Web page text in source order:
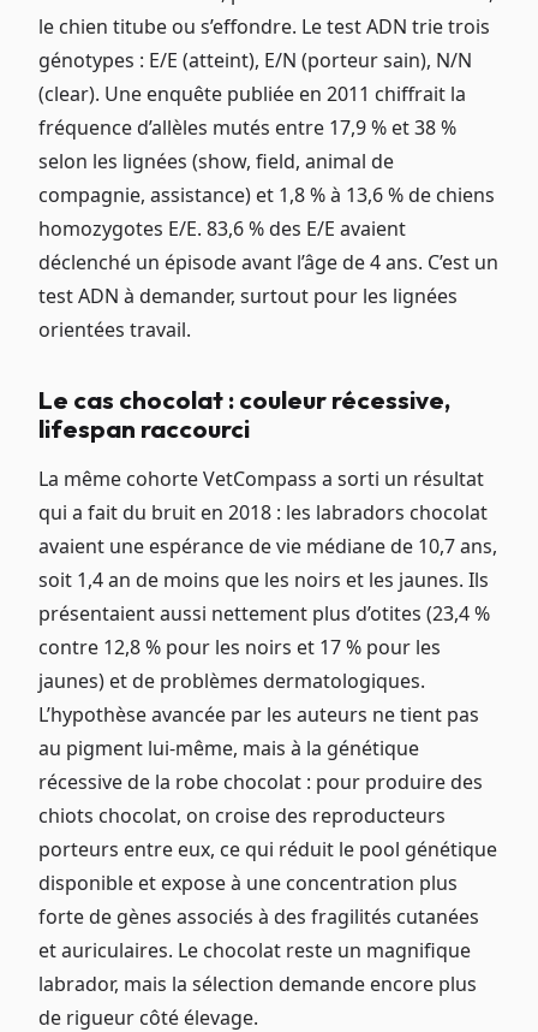
le chien titube ou s’effondre. Le test ADN trie trois
génotypes : E/E (atteint), E/N (porteur sain), N/N
(clear). Une enquête publiée en 2011 chiffrait la
fréquence d’allèles mutés entre 17,9 % et 38 %
selon les lignées (show, field, animal de
compagnie, assistance) et 1,8 % à 13,6 % de chiens
homozygotes E/E. 83,6 % des E/E avaient
déclenché un épisode avant l’âge de 4 ans. C’est un
test ADN à demander, surtout pour les lignées
orientées travail.
Le cas chocolat : couleur récessive,
lifespan raccourci
La même cohorte VetCompass a sorti un résultat
qui a fait du bruit en 2018 : les labradors chocolat
avaient une espérance de vie médiane de 10,7 ans,
soit 1,4 an de moins que les noirs et les jaunes. Ils
présentaient aussi nettement plus d’otites (23,4 %
contre 12,8 % pour les noirs et 17 % pour les
jaunes) et de problèmes dermatologiques.
L’hypothèse avancée par les auteurs ne tient pas
au pigment lui-même, mais à la génétique
récessive de la robe chocolat : pour produire des
chiots chocolat, on croise des reproducteurs
porteurs entre eux, ce qui réduit le pool génétique
disponible et expose à une concentration plus
forte de gènes associés à des fragilités cutanées
et auriculaires. Le chocolat reste un magnifique
labrador, mais la sélection demande encore plus
de rigueur côté élevage.